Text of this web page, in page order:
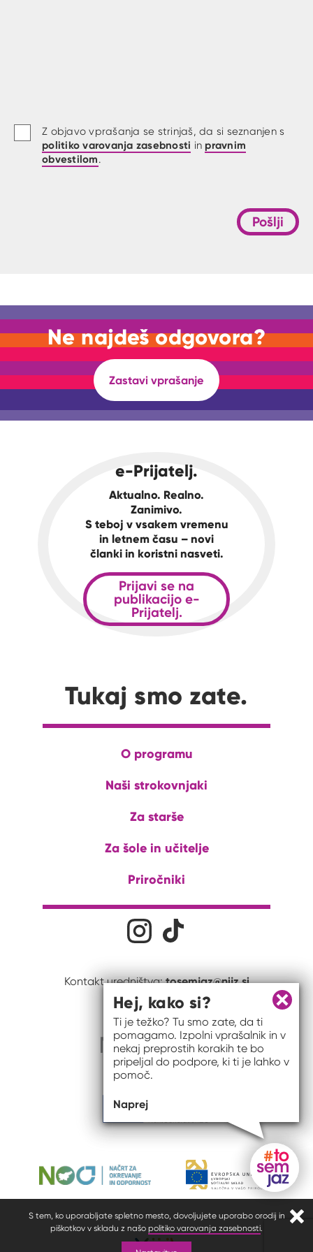
S tem, ko uporabljate spletno mesto, dovoljujete uporabo orodij in
piškotkov v skladu z našo politiko varovanja zasebnosti.
Z objavo vprašanja se strinjaš, da si seznanjen s
politiko varovanja zasebnosti in pravnim
obvestilom.
Pošlji
Ne najdeš odgovora?
Zastavi vprašanje
e-Prijatelj.
Aktualno. Realno.
Zanimivo.
S teboj v vsakem vremenu
in letnem času – novi
članki in koristni nasveti.
Prijavi se na
publikacijo e-
Prijatelj.
Tukaj smo zate.
O programu
Naši strokovnjaki
Za starše
Za šole in učitelje
Priročniki
Družabna omrežjaNa naš Instagram profil
Kontakt uredništva:tosemjaz@nijz.si
Gumb
Zapri
Hej, kako si?
Ti je težko? Tu smo zate, da ti
pomagamo. Izpolni vprašalnik in v
nekaj preprostih korakih te bo
pripeljal do podpore, ki ti je lahko v
pomoč.
Naprej